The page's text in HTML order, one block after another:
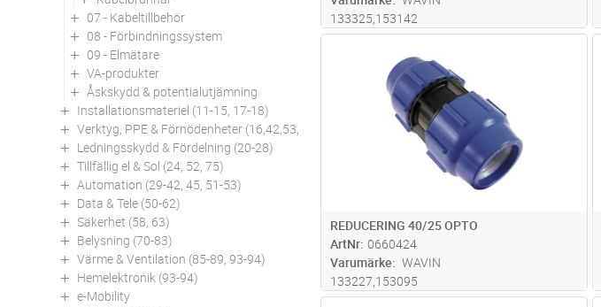
07 - Kabeltillbehör
08 - Förbindningssystem
09 - Elmätare
VA-produkter
Åskskydd & potentialutjämning
Installationsmateriel (11-15, 17-18)
Verktyg, PPE & Förnödenheter (16,42,53,94)
Ledningsskydd & Fördelning (20-28)
Tillfällig el & Sol (24, 52, 75)
Automation (29-42, 45, 51-53)
Data & Tele (50-62)
Säkerhet (58, 63)
Belysning (70-83)
Värme & Ventilation (85-89, 93-94)
Hemelektronik (93-94)
e-Mobility
133325,153142
ST
REDUCERING 40/25 OPTO
ArtNr 0660424
Varumärke
WAVIN
133227,153095